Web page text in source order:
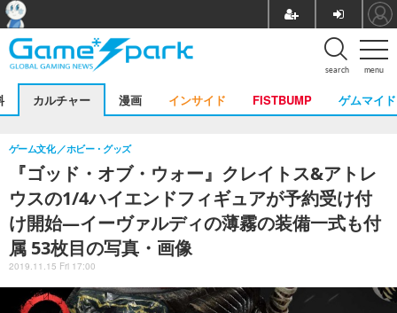
menu
search
カルチャー 漫画 インサイド FISTBUMP ゲムマイド
『ゴッド・オブ・ウォー』クレイトス&アトレ
ウスの1/4ハイエンドフィギュアが予約受け付
け開始―イーヴァルディの薄霧の装備一式も付
属 53枚目の写真・画像
ゲーム文化 ホビー・グッズ
2019.11.15 Fri 17:00